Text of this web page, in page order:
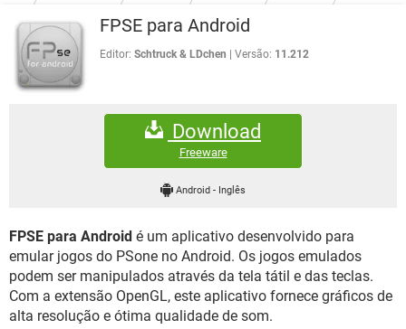
OUTLOOK EXCEL
INSTAGRAM GMAIL
GUIA DE COMPRAS
JOGOS WHATSAPP
CELULAR
OUTLOOK
DOWNLOADS
JOGOS WHATSAPP
CELULAR
EXCEL
GMAIL
FÓRUM
FACEBOOK
EXCEL
GMAIL
WHATSAPP
INSTAGRAM GMAIL
GUIA DE COMPRAS
FPSE para Android
Editor: Schtruck & LDchen Versão: 11.212
Download
Freeware
Android- Inglês
FPSE para Android é um aplicativo desenvolvido para
emular jogos do PSone no Android. Os jogos emulados
podem ser manipulados através da tela tátil e das teclas.
Com a extensão OpenGL, este aplicativo fornece gráficos de
alta resolução e ótima qualidade de som.